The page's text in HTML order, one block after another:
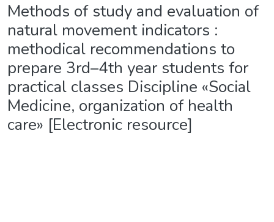
Methods of study and evaluation of
natural movement indicators :
methodical recommendations to
prepare 3rd–4th year students for
practical classes Discipline «Social
Medicine, organization of health
care» [Electronic resourсe]